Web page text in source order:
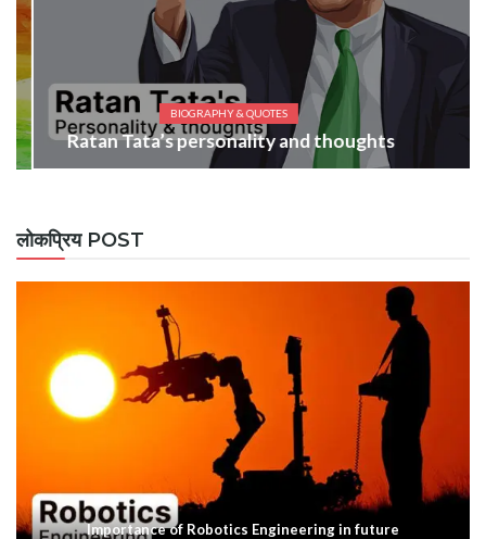
BIOGRAPHY & QUOTES
Ratan Tata’s personality and thoughts
लोकप्रिय POST
Importance of Robotics Engineering in future